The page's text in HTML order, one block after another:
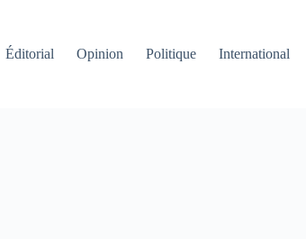
Éditorial Opinion Politique International